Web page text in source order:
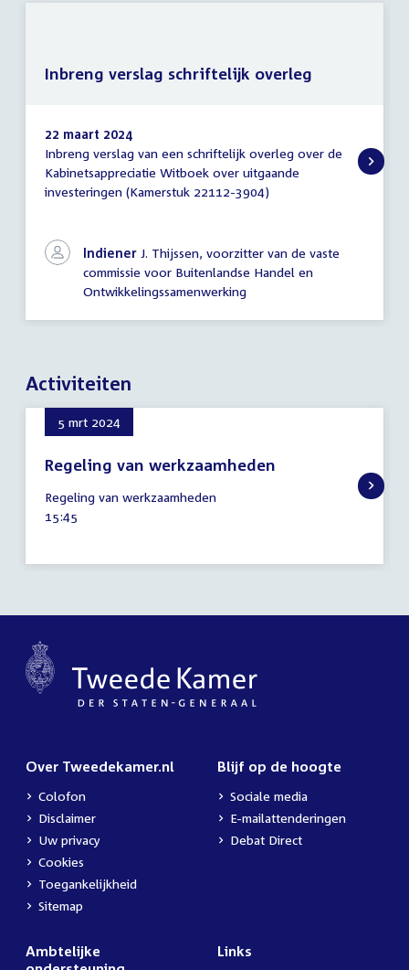
Inbreng
verslag
schriftelijk
22 maart 2024
Inbreng verslag van een schriftelijk overleg over de
Kabinetsappreciatie Witboek over uitgaande
investeringen (Kamerstuk 22112-3904)
Indiener J. Thijssen, voorzitter van de vaste
commissie voor Buitenlandse Handel en
Ontwikkelingssamenwerking
Inbreng verslag schriftelijk overleg
Activiteiten
5 mrt 2024
Regeling van werkzaamheden
maart
2024
Regeling van werkzaamheden
Tijd
15:45
Over Tweedekamer.nl
Colofon
Disclaimer
Uw privacy
Cookies
Toegankelijkheid
Sitemap
Blijf op de hoogte
Sociale media
E-mailattenderingen
Debat Direct
Ambtelijke
Links